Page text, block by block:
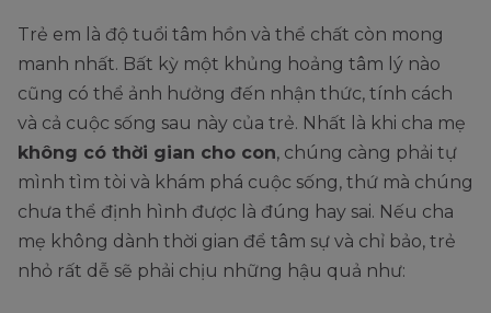
Trẻ em là độ tuổi tâm hồn và thể chất còn mong
manh nhất. Bất kỳ một khủng hoảng tâm lý nào
cũng có thể ảnh hưởng đến nhận thức, tính cách
và cả cuộc sống sau này của trẻ. Nhất là khi cha mẹ
không có thời gian cho con, chúng càng phải tự
mình tìm tòi và khám phá cuộc sống, thứ mà chúng
chưa thể định hình được là đúng hay sai. Nếu cha
mẹ không dành thời gian để tâm sự và chỉ bảo, trẻ
nhỏ rất dễ sẽ phải chịu những hậu quả như: